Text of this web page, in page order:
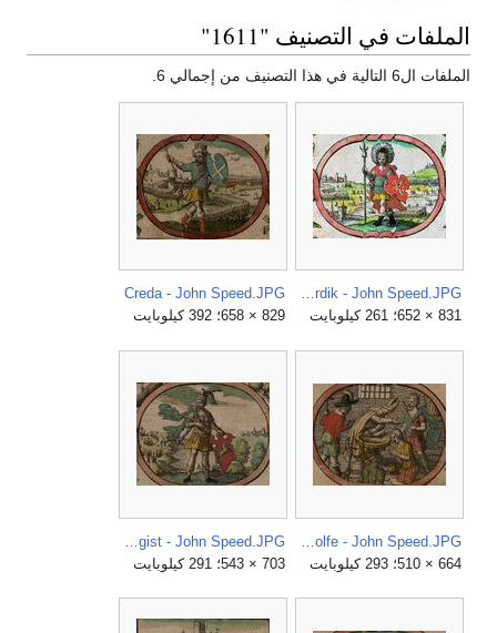
الملفات في التصنيف "1611"
الملفات ال6 التالية في هذا التصنيف من إجمالي 6.
Cherdik - John Speed.JPG
831 × 652؛ 261 كيلوبايت
Creda - John Speed.JPG
829 × 658؛ 392 كيلوبايت
664 × 510؛ 293 كيلوبايت
703 × 543؛ 291 كيلوبايت